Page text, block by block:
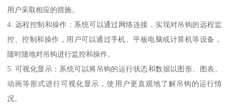
用户采取相应的措施。
4. 远程控制和操作：系统可以通过网络连接，实现对吊钩的远程监
控、控制和操作，用户可以通过手机、平板电脑或计算机等设备，
随时随地对吊钩进行监控和操作。
5. 可视化显示：系统可以将吊钩的运行状态和数据以图形、图表、
动画等形式进行可视化显示，使用户更直观地了解吊钩的运行情
况。